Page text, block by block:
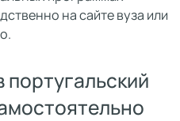
на сайте вуза или
португальский